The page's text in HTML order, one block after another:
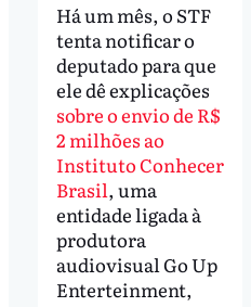
Há um mês, o STF
tenta notificar o
deputado para que
ele dê explicações
sobre o envio de R$
2 milhões ao
Instituto Conhecer
Brasil, uma
entidade ligada à
produtora
audiovisual Go Up
Enterteinment,